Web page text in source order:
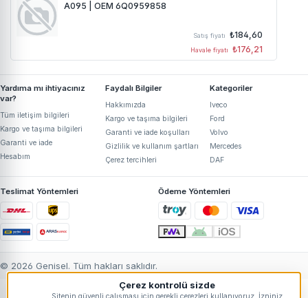
A095 | OEM 6Q0959858
Satış fiyatı ₺184,60
Havale fiyatı ₺176,21
Yardıma mı ihtiyacınız
var?
Tüm iletişim bilgileri
Kargo ve taşıma bilgileri
Garanti ve iade
Hesabım
Faydalı Bilgiler
Hakkımızda
Kargo ve taşıma bilgileri
Garanti ve iade koşulları
Gizlilik ve kullanım şartları
Çerez tercihleri
Kategoriler
Iveco
Ford
Volvo
Mercedes
DAF
Teslimat Yöntemleri Ödeme Yöntemleri
© 2026 Genisel. Tüm hakları saklıdır.
Çerez kontrolü sizde